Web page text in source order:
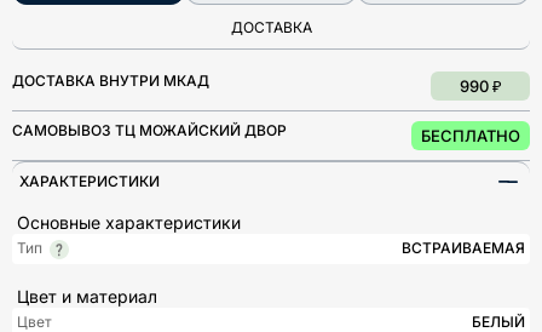
ДОСТАВКА
ДОСТАВКА ВНУТРИ МКАД 990 ₽
САМОВЫВОЗ ТЦ МОЖАЙСКИЙ ДВОР БЕСПЛАТНО
ХАРАКТЕРИСТИКИ
Основные характеристики
Тип ВСТРАИВАЕМАЯ
Цвет и материал
Цвет БЕЛЫЙ